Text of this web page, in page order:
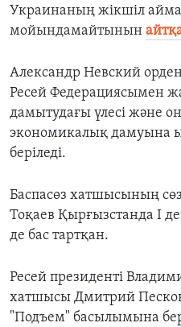
Украинаның жікшіл
мойындамайтынын
Александр Невский
Ресей Федерациясымен
дамытудағы үлесі және
экономикалық дамуына
беріледі.
Баспасөз хатшысының
Тоқаев Қырғызстанда I
де бас тартқан.
Ресей президенті
хатшысы Дмитрий
"Подъем" басылымына